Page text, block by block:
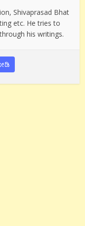
Shivaprasad Bhat
etc. He tries to
his writings.